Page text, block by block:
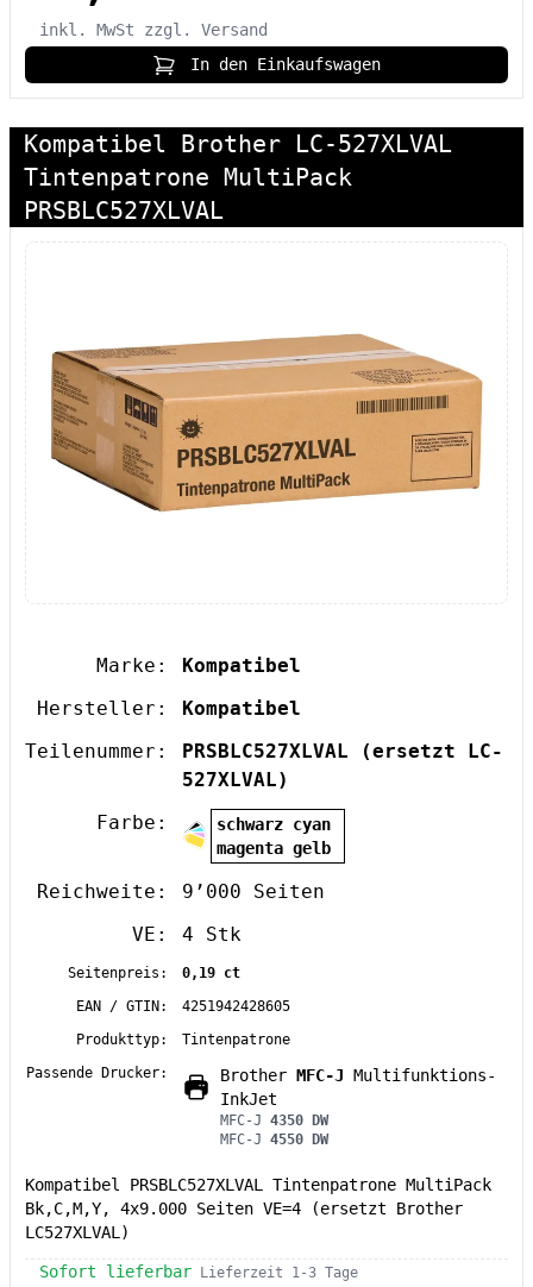
inkl. MwSt
zzgl. Versand
In den Einkaufswagen
Kompatibel Brother LC-527XLVAL
Tintenpatrone MultiPack
PRSBLC527XLVAL
Marke:
Kompatibel
Hersteller:
Kompatibel
Teilenummer:
PRSBLC527XLVAL
(ersetzt LC-
527XLVAL)
Farbe:
schwarz cyan
magenta gelb
Reichweite:
9’000 Seiten
VE:
4 Stk
Seitenpreis:
0,19 ct
EAN / GTIN:
4251942428605
Produkttyp:
Tintenpatrone
Passende Drucker:
Brother MFC-J Multifunktions-
InkJet
MFC-J 4350 DW
MFC-J 4550 DW
Kompatibel PRSBLC527XLVAL Tintenpatrone MultiPack
Bk,C,M,Y, 4x9.000 Seiten VE=4 (ersetzt Brother
LC527XLVAL)
Sofort lieferbar Lieferzeit 1-3 Tage